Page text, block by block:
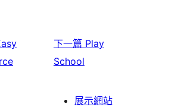
下一篇 Play
School
展示網站